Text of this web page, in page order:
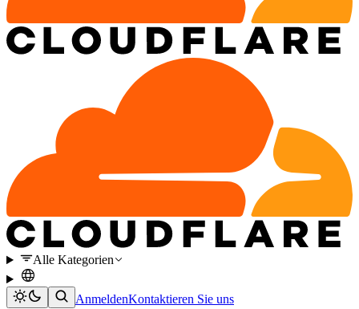
Alle Kategorien
AnmeldenKontaktieren Sie uns